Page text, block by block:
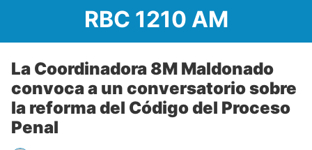
RBC 1210 AM
La Coordinadora 8M Maldonado
convoca a un conversatorio sobre
la reforma del Código del Proceso
Penal